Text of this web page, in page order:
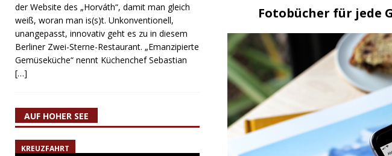
Fotobücher für jede
der Website des „Horváth“, damit man gleich
weiß, woran man is(s)t. Unkonventionell,
unangepasst, innovativ geht es zu in diesem
Berliner Zwei-Sterne-Restaurant. „Emanzipierte
Gemüseküche“ nennt Küchenchef Sebastian
[…]
AUF HOHER SEE
KREUZFAHRT